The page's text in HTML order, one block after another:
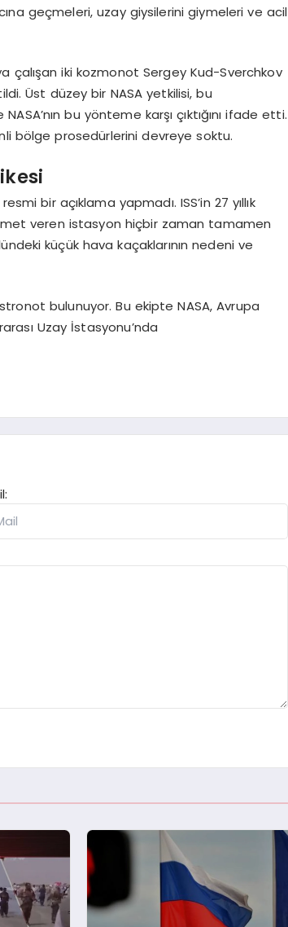
geçmeleri, uzay giysilerini giymeleri ve acil
çalışan iki kozmonot Sergey Kud-Sverchkov
Üst düzey bir NASA yetkilisi, bu
bu yönteme karşı çıktığını ifade etti.
bölge prosedürlerini devreye soktu.
bir açıklama yapmadı. ISS’in 27 yıllık
veren istasyon hiçbir zaman tamamen
küçük hava kaçaklarının nedeni ve
bulunuyor. Bu ekipte NASA, Avrupa
Uzay İstasyonu’nda